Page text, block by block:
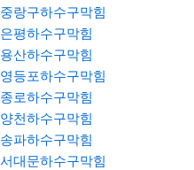
중랑구하수구막힘
은평하수구막힘
용산하수구막힘
영등포하수구막힘
종로하수구막힘
양천하수구막힘
송파하수구막힘
서대문하수구막힘